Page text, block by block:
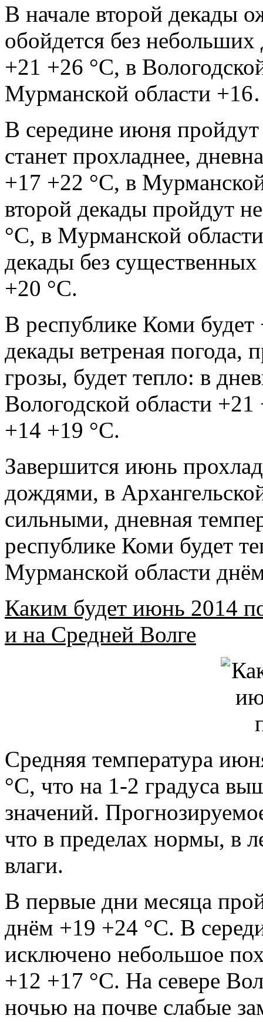
В начале второй декады
обойдется без
+21 +26 °С, в
Мурманской области
В середине июня
станет прохладнее,
+17 +22 °С, в
второй декады пройдут
°С, в Мурманской
декады без
+20 °С.
В республике Коми
декады ветреная
грозы, будет тепло: в
Вологодской области
+14 +19 °С.
Завершится июнь
дождями, в
сильными, дневная
республике Коми будет
Мурманской области
Каким будет июнь 2014
и на Средней Волге
Средняя температура
°С, что на 1-2 градуса
значений.
что в пределах нормы, в
влаги.
В первые дни месяца
днём +19 +24 °С. В
исключено небольшое
+12 +17 °С. На севере
ночью на почве слабые